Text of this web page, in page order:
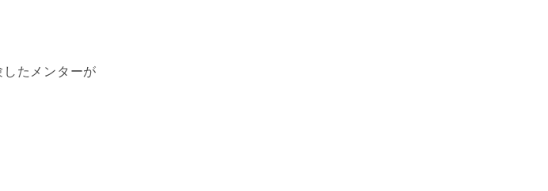
たメンターが